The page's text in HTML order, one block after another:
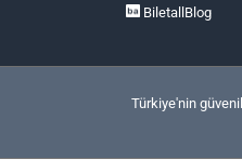
BiletallBlog
Türkiye'nin